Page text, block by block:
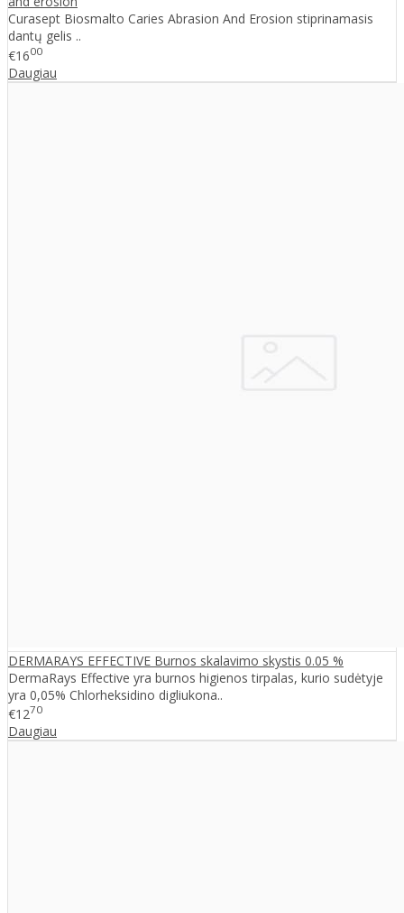
Curasept Biosmalto Caries Abrasion And Erosion stiprinamasis
dantų gelis ..
€1600
Daugiau
DERMARAYS EFFECTIVE Burnos skalavimo skystis 0.05 %
DermaRays Effective yra burnos higienos tirpalas, kurio sudėtyje
yra 0,05% Chlorheksidino digliukona..
€1270
Daugiau